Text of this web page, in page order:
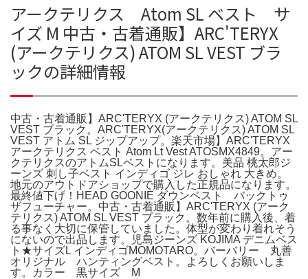
アークテリクス Atom SL ベスト サ
イズ M 中古・古着通販】ARC'TERYX
(アークテリクス) ATOM SL VEST ブラ
ックの詳細情報
中古・古着通販】ARC'TERYX (アークテリクス) ATOM SL
VEST ブラック。ARC'TERYX(アークテリクス) ATOM SL
VEST アトム SL ジップアップ。楽天市場】ARC'TERYX
アークテリクス ベスト Atom Lt Vest ATOSMX4849。アー
クテリクスのアトムSLベストになります。美品 桃太郎ジ
ーンズ 刺し子ベスト インディゴ ジレ おしゃれ 大きめ。
地元のアウトドアショップで購入した正規品になります。
最終値下げ！HEAD GOONIE ダウンベスト バックトゥ
ザフューチャー。中古・古着通販】ARC'TERYX (アーク
テリクス) ATOM SL VEST ブラック。数年前に購入後、着
る事なく大切に保管していました。体型が変わり着れそう
にないので出品します。児島ジーンズ KOJIMA デニムベス
ト★サイズL インディゴMOMOTARO。バーバリー 丸善
オリジナル ハンティングベスト。よろしくお願いしま
す。カラー 黒サイズ M